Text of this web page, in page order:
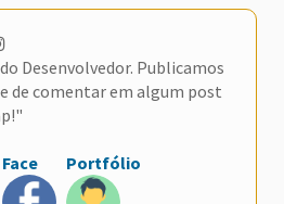
Desenvolvedor. Publicamos
de comentar em algum post
Face Portfólio